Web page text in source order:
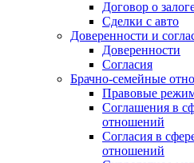
Договор о
Сделки с авто
Доверенности и
Доверенности
Согласия
Брачно-семейные
Правовые
Соглашения в
отношений
Согласия в
отношений